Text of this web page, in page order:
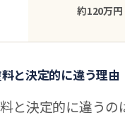
約120万円
と決定的に違う理由
と決定的に違うの